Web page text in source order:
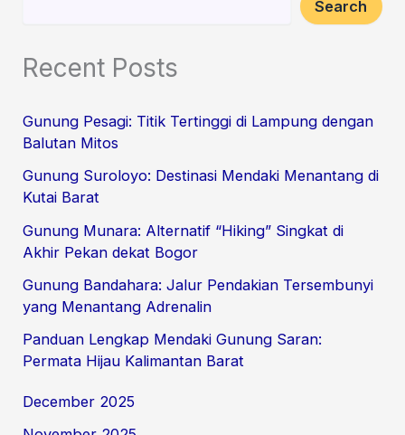
Search
Recent Posts
Gunung Pesagi: Titik Tertinggi di Lampung dengan
Balutan Mitos
Gunung Suroloyo: Destinasi Mendaki Menantang di
Kutai Barat
Gunung Munara: Alternatif “Hiking” Singkat di
Akhir Pekan dekat Bogor
Gunung Bandahara: Jalur Pendakian Tersembunyi
yang Menantang Adrenalin
Panduan Lengkap Mendaki Gunung Saran:
Permata Hijau Kalimantan Barat
December 2025